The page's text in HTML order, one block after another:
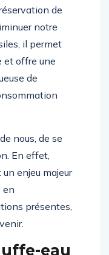
de
notre
il permet
et offre une
de
nous, de se
En effet,
enjeu majeur
en
présentes,
eau